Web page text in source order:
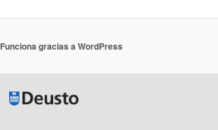
Funciona gracias a WordPress